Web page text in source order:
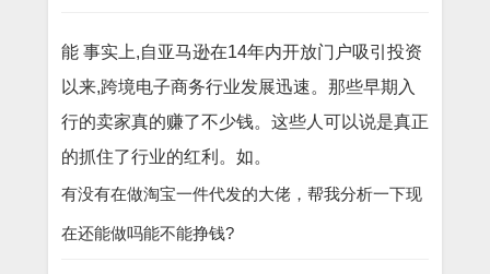
能 事实上,自亚马逊在14年内开放门户吸引投资
以来,跨境电子商务行业发展迅速。那些早期入
行的卖家真的赚了不少钱。这些人可以说是真正
的抓住了行业的红利。如。
有没有在做淘宝一件代发的大佬，帮我分析一下现
在还能做吗能不能挣钱?